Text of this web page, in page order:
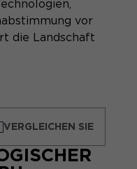
vor
die Landschaft
VERGLEICHEN SIE